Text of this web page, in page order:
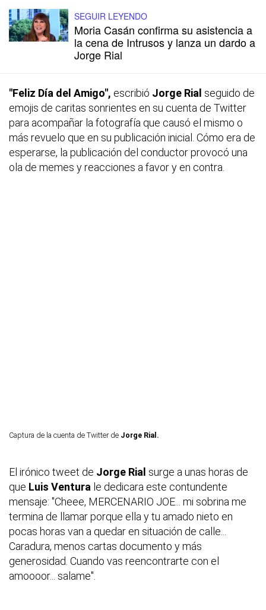
SEGUIR LEYENDO
Moria Casán confirma su asistencia a
la cena de Intrusos y lanza un dardo a
Jorge Rial
"Feliz Día del Amigo", escribió Jorge Rial seguido de
emojis de caritas sonrientes en su cuenta de Twitter
para acompañar la fotografía que causó el mismo o
más revuelo que en su publicación inicial. Cómo era de
esperarse, la publicación del conductor provocó una
ola de memes y reacciones a favor y en contra.
Captura de la cuenta de Twitter de Jorge Rial.
El irónico tweet de Jorge Rial surge a unas horas de
que Luis Ventura le dedicara este contundente
mensaje: "Cheee, MERCENARIO JOE... mi sobrina me
termina de llamar porque ella y tu amado nieto en
pocas horas van a quedar en situación de calle...
Caradura, menos cartas documento y más
generosidad. Cuando vas reencontrarte con el
amoooor... salame".